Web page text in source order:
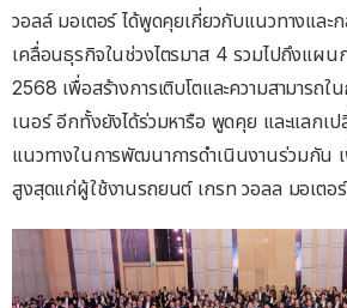
วอลล์ มอเตอร์ ได้พูดคุยเกี่ยวกับแนวทางและ
เคลื่อนธุรกิจในช่วงไตรมาส 4 รวมไปถึงแผน
2568 เพื่อสร้างการเติบโตและความสามารถ
เนอร์ อีกทั้งยังได้ร่วมหารือ พูดคุย และแลกเ
แนวทางในการพัฒนาการดำเนินงานร่วมกัน
สูงสุดแก่ผู้ใช้งานรถยนต์ เกรท วอลล มอเตอ